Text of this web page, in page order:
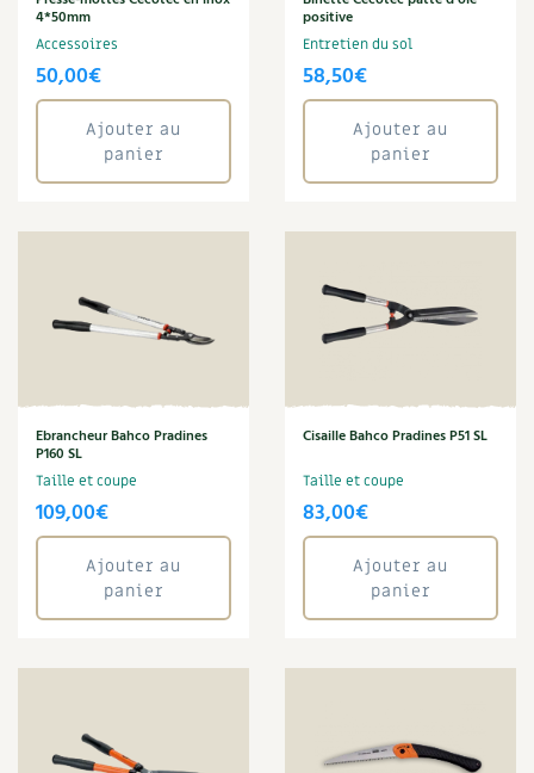
4*50mm
Accessoires
50,00€
Ajouter au
panier
positive
Entretien du sol
58,50€
Ajouter au
panier
Ebrancheur Bahco Pradines
P160 SL
Taille et coupe
109,00€
Ajouter au
panier
Cisaille Bahco Pradines P51 SL
Taille et coupe
83,00€
Ajouter au
panier